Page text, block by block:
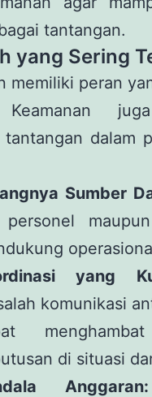
tantangan.
yang Sering
memiliki peran
dalam
Sumber
personel
yang
komunikasi
di situasi
Anggaran: